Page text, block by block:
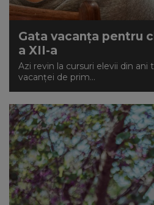
Gata vacanța pentru
a XII-a
Azi revin la cursuri elevii din ani
vacanței de prim...